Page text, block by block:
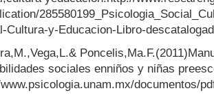
Cultura-y-Educacion-Libro-
sociales enniños y niñas
documentos/